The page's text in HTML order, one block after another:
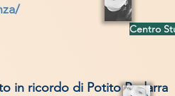
Centro
in ricordo di PotitoPedarra